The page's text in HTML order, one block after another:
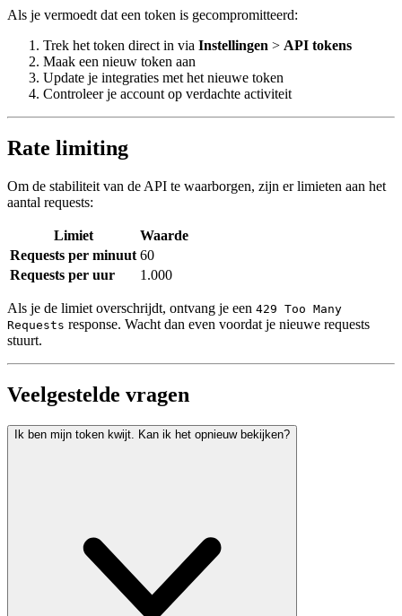
Als je vermoedt dat een token is gecompromitteerd:
Trek het token direct in via Instellingen > API tokens
Maak een nieuw token aan
Update je integraties met het nieuwe token
Controleer je account op verdachte activiteit
Rate limiting
Om de stabiliteit van de API te waarborgen, zijn er limieten aan het
aantal requests:
Limiet
Waarde
Requests per minuut 60
Requests per uur
1.000
Als je de limiet overschrijdt, ontvang je een 429 Too Many
Requests response. Wacht dan even voordat je nieuwe requests
stuurt.
Veelgestelde vragen
Ik ben mijn token kwijt. Kan ik het opnieuw bekijken?